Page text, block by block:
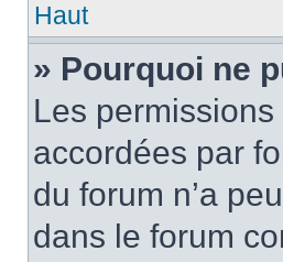
Haut
» Pourquoi ne
Les
accordées par
du forum n’a
dans le forum